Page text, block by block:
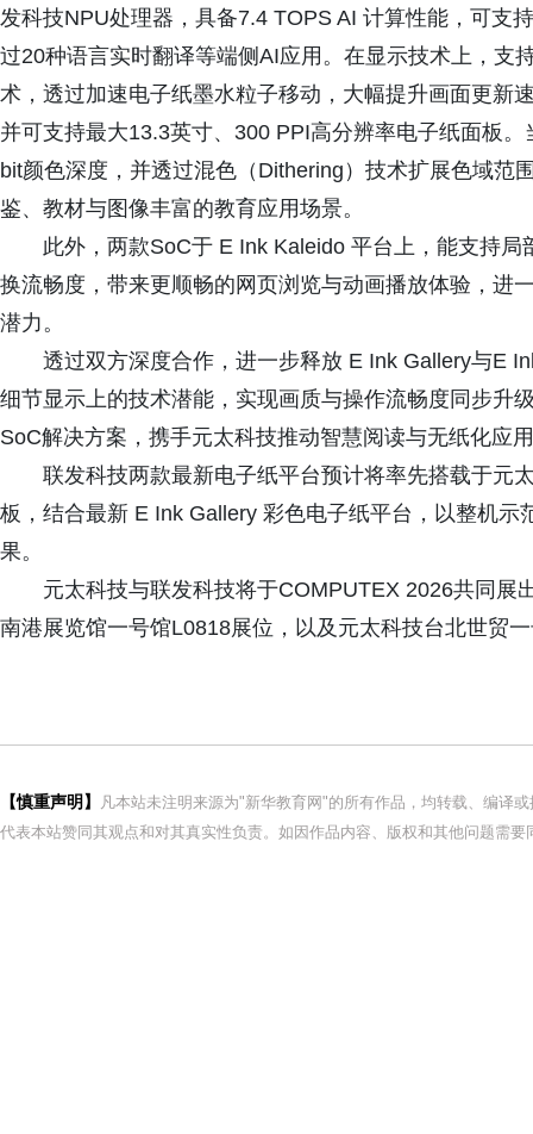
发科技NPU处理器，具备7.4 TOPS AI 计算性能，可支
过20种语言实时翻译等端侧AI应用。在显示技术上，支
术，透过加速电子纸墨水粒子移动，大幅提升画面更新
并可支持最大13.3英寸、300 PPI高分辨率电子纸面板
bit颜色深度，并透过混色（Dithering）技术扩展色域范
鉴、教材与图像丰富的教育应用场景。
此外，两款SoC于 E Ink Kaleido 平台上，能支持
换流畅度，带来更顺畅的网页浏览与动画播放体验，进
潜力。
透过双方深度合作，进一步释放 E Ink Gallery与E
细节显示上的技术潜能，实现画质与操作流畅度同步升
SoC解决方案，携手元太科技推动智慧阅读与无纸化应
联发科技两款最新电子纸平台预计将率先搭载于元
板，结合最新 E Ink Gallery 彩色电子纸平台，以整机
果。
元太科技与联发科技将于COMPUTEX 2026共同
南港展览馆一号馆L0818展位，以及元太科技台北世贸
【慎重声明】
凡本站未注明来源为"新华教育网"的所有作品，均转载、编译
代表本站赞同其观点和对其真实性负责。如因作品内容、版权和其他问题需